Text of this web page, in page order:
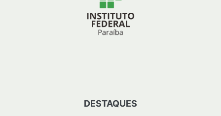
DESTAQUES